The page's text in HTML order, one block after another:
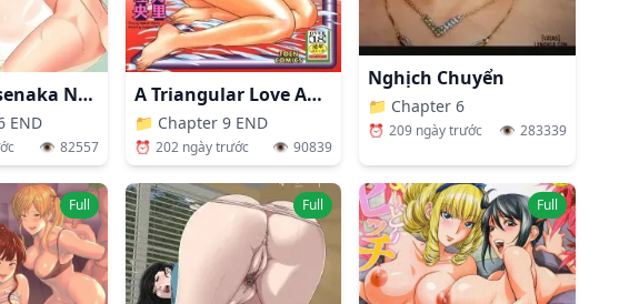
Niizuma Osenaka Nagashimasu
END
👁️ 82557
A Triangular Love Affair
📁 Chapter 9 END
⏰ 202 ngày trước 👁️ 90839
Nghịch Chuyển
📁 Chapter 6
⏰ 209 ngày trước 👁️ 283339
Full Full Full